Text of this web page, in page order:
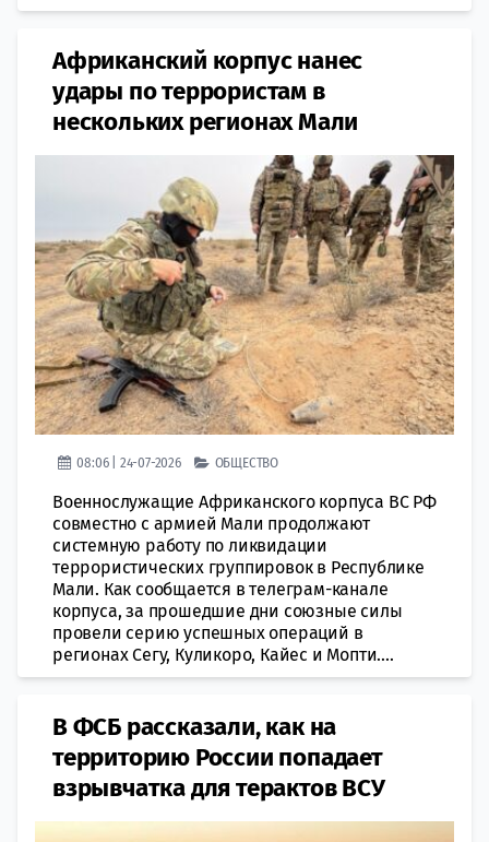
Африканский корпус нанес
удары по террористам в
нескольких регионах Мали
08:06 | 24-07-2026 ОБЩЕСТВО
Военнослужащие Африканского корпуса ВС РФ
совместно с армией Мали продолжают
системную работу по ликвидации
террористических группировок в Республике
Мали. Как сообщается в телеграм-канале
корпуса, за прошедшие дни союзные силы
провели серию успешных операций в
регионах Сегу, Куликоро, Кайес и Мопти....
В ФСБ рассказали, как на
территорию России попадает
взрывчатка для терактов ВСУ